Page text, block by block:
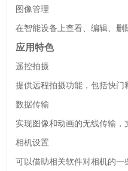
图像管理
在智能设备上查看、编辑、删
应用特色
遥控拍摄
提供远程拍摄功能，包括快门
数据传输
实现图像和动画的无线传输，
相机设置
可以借助相关软件对相机的一